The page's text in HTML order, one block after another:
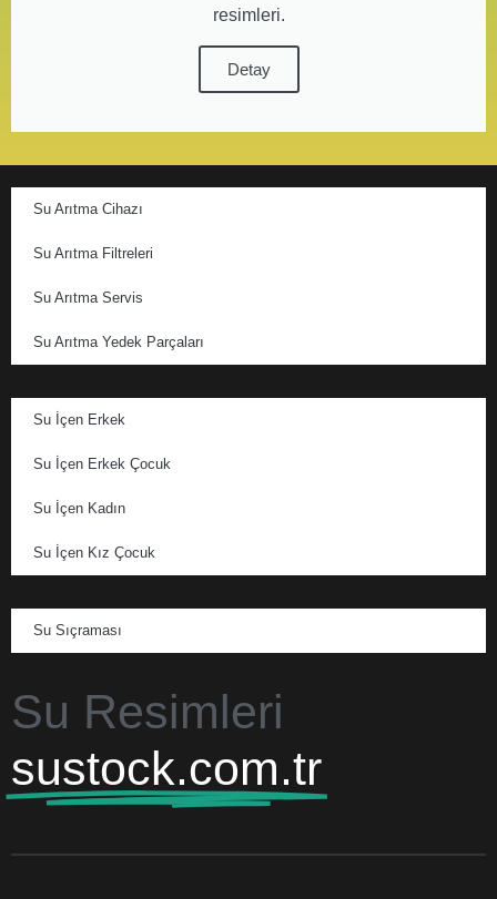
resimleri.
Detay
Su Arıtma Cihazı
Su Arıtma Filtreleri
Su Arıtma Servis
Su Arıtma Yedek Parçaları
Su İçen Erkek
Su İçen Erkek Çocuk
Su İçen Kadın
Su İçen Kız Çocuk
Su Sıçraması
Su Resimleri
sustock.com.tr